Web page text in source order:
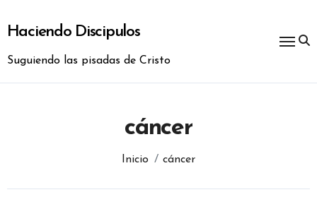
contenido
Haciendo Discipulos
Suguiendo las pisadas de Cristo
cáncer
Inicio cáncer